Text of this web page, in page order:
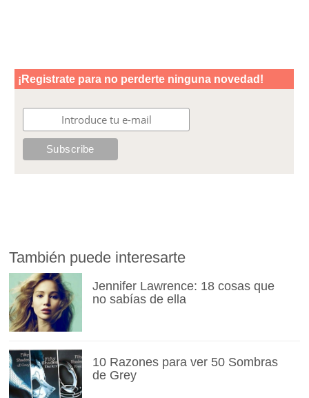
También puede interesarte
Jennifer Lawrence: 18 cosas que
no sabías de ella
10 Razones para ver 50 Sombras
de Grey